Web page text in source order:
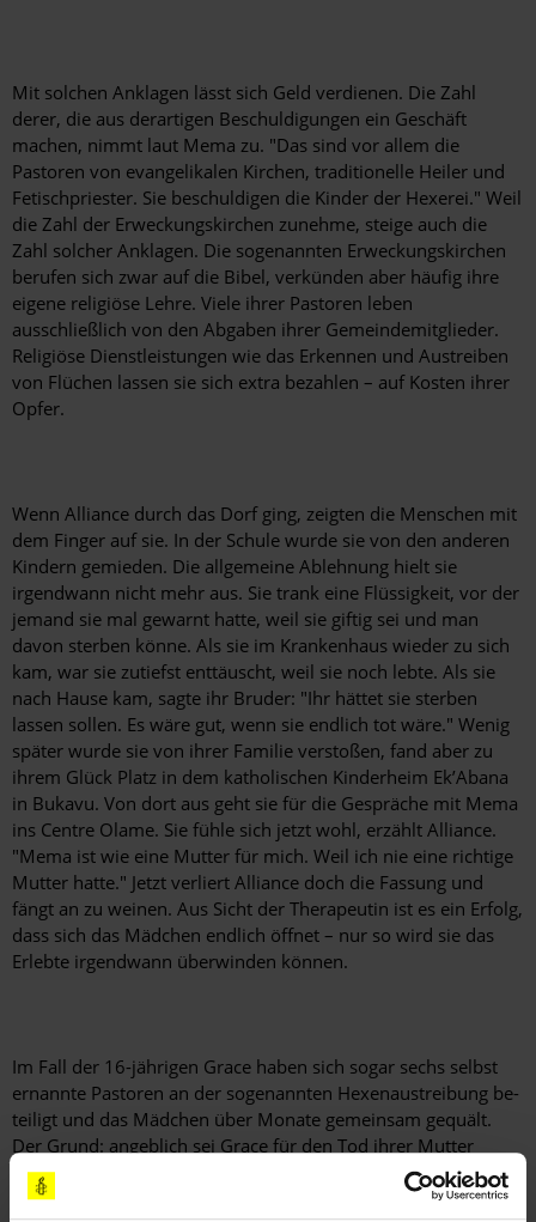
Mit solchen Anklagen lässt sich Geld verdienen. Die Zahl
derer, die aus derartigen Beschuldigungen ein Geschäft
machen, nimmt laut Mema zu. "Das sind vor allem die
Pastoren von evangelikalen Kirchen, traditionelle Heiler und
Fetischpriester. Sie beschuldigen die Kinder der Hexerei." Weil
die Zahl der ­Erweckungskirchen zunehme, steige auch die
Zahl solcher Anklagen. Die sogenannten Erweckungskirchen
berufen sich zwar auf die Bibel, verkünden aber häufig ihre
eigene religiöse Lehre. Viele ihrer Pastoren leben
ausschließlich von den Abgaben ihrer Gemeindemitglieder.
Religiöse Dienstleistungen wie das Erkennen und Austreiben
von Flüchen lassen sie sich extra bezahlen – auf Kosten ihrer
Opfer.
Wenn Alliance durch das Dorf ging, zeigten die Menschen mit
dem Finger auf sie. In der Schule wurde sie von den anderen
Kindern gemieden. Die allgemeine Ablehnung hielt sie
irgendwann nicht mehr aus. Sie trank eine Flüssigkeit, vor der
jemand sie mal gewarnt hatte, weil sie giftig sei und man
davon sterben könne. Als sie im Krankenhaus wieder zu sich
kam, war sie zutiefst enttäuscht, weil sie noch lebte. Als sie
nach Hause kam, sagte ihr Bruder: "Ihr hättet sie sterben
lassen sollen. Es wäre gut, wenn sie endlich tot wäre." Wenig
später wurde sie von ihrer Familie verstoßen, fand aber zu
ihrem Glück Platz in dem katholischen Kinderheim Ek’Abana
in Bukavu. Von dort aus geht sie für die Gespräche mit Mema
ins Centre Olame. Sie fühle sich jetzt wohl, erzählt Alliance.
"Mema ist wie eine Mutter für mich. Weil ich nie eine richtige
Mutter hatte." Jetzt verliert Alliance doch die Fassung und
fängt an zu weinen. Aus Sicht der Therapeutin ist es ein Erfolg,
dass sich das Mädchen endlich öffnet – nur so wird sie das
Erlebte irgendwann überwinden können.
Im Fall der 16-jährigen Grace haben sich sogar sechs selbst
ernannte Pastoren an der sogenannten Hexenaustreibung be­
teiligt und das Mädchen über Monate gemeinsam gequält.
Der Grund: angeblich sei Grace für den Tod ihrer Mutter
verantwortlich, die 2012 an einer Krankheit gestorben ist. "Sie
haben mich immer wieder geschlagen und mir tagelang nichts